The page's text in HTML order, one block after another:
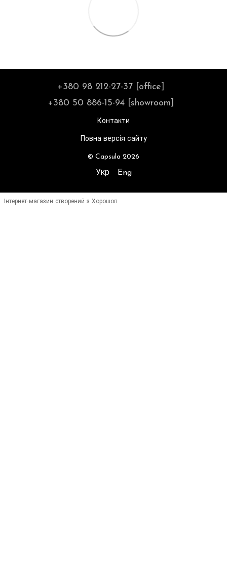
+380 98 212-27-37 [office]
+380 50 886-15-94 [showroom]
Контакти
Повна версія сайту
© Capsula 2026
Укр Eng
Інтернет-магазин створений з Хорошоп